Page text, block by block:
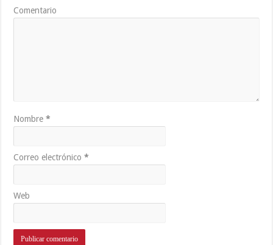
Comentario
Nombre*
Correo electrónico*
Web